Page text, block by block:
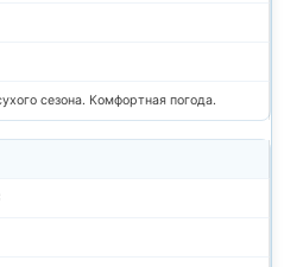
сезона. Комфортная погода.